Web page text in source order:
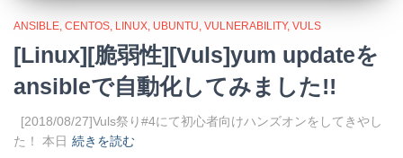
ANSIBLE CENTOS LINUX UBUNTU VULNERABILITY VULS
[Linux][脆弱性][Vuls]yum updateを
ansibleで自動化してみました!!
[2018/08/27]Vuls祭り#4にて初心者向けハンズオンをしてきやし
た！ 本日 続きを読む